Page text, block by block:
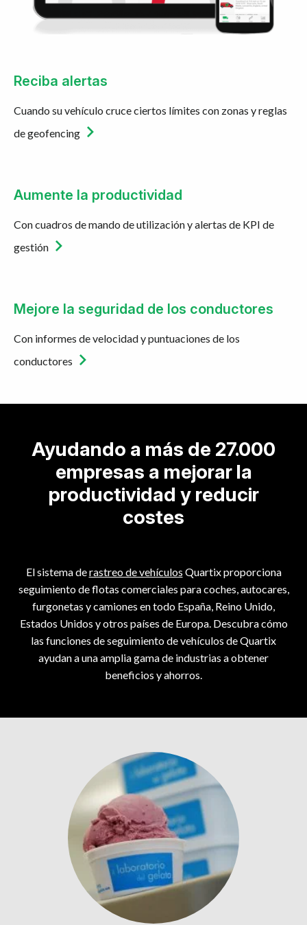
Reciba alertas
Cuando su vehículo cruce ciertos límites con zonas y reglas
de geofencing
Aumente la productividad
Con cuadros de mando de utilización y alertas de KPI de
gestión
Mejore la seguridad de los conductores
Con informes de velocidad y puntuaciones de los
conductores
Ayudando a más de 27.000
empresas a mejorar la
productividad y reducir
costes
El sistema derastreo de vehículos Quartix proporciona
seguimiento de flotas comerciales para coches, autocares,
furgonetas y camiones en todo España, Reino Unido,
Estados Unidos y otros países de Europa. Descubra cómo
las funciones de seguimiento de vehículos de Quartix
ayudan a una amplia gama de industrias a obtener
beneficios y ahorros.